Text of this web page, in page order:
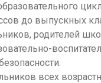
до выпускных
родителей
всех